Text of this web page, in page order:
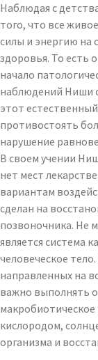
Наблюдая с
того, что все
силы и энергию на
здоровья. То есть
начало
наблюдений Ниши
этот
противостоять
нарушение
В своем учении
нет мест
вариантам
сделан на
позвоночника. Не
является система
человеческое
направленных на
важно выполнять
кислородом,
организма и